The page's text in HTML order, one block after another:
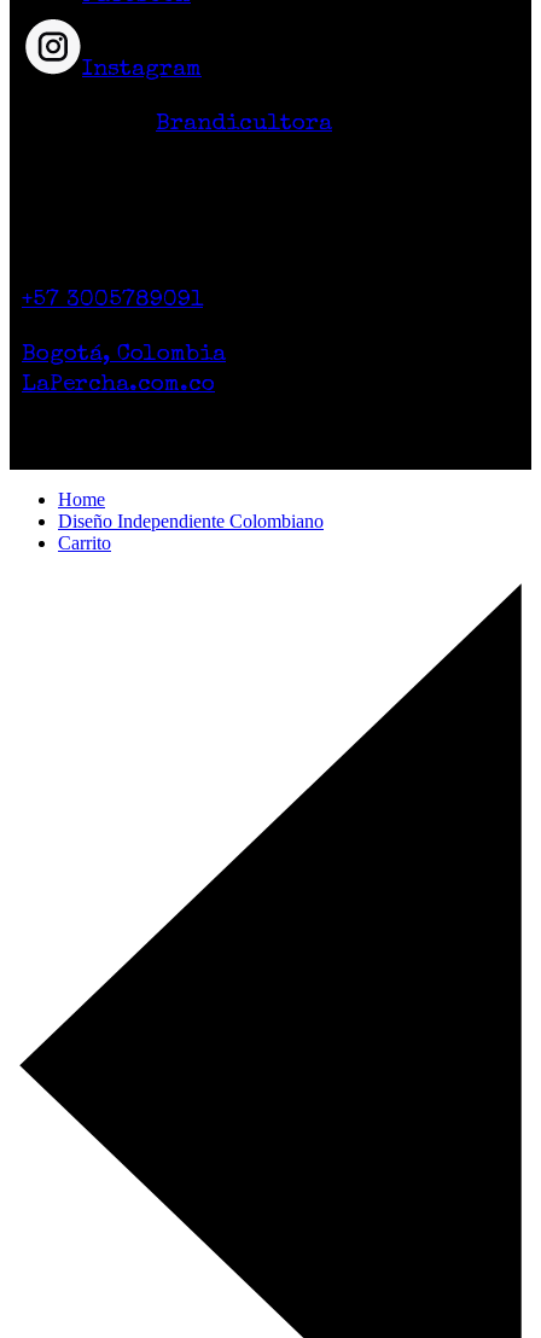
Instagram
Brandicultora
+57 3005789091
Bogotá, Colombia
LaPercha.com.co
Home
Diseño Independiente Colombiano
Carrito